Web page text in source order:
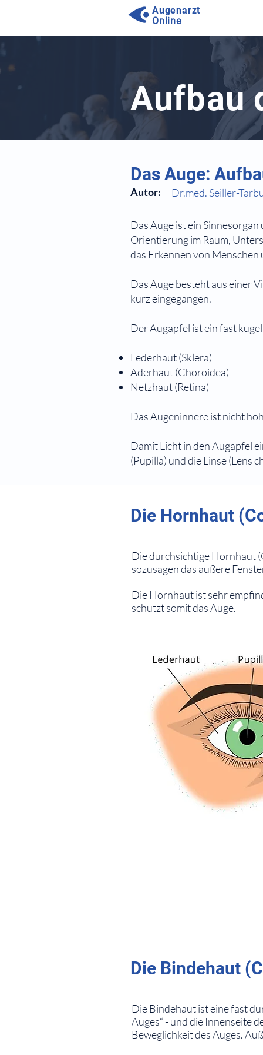
Online
Augenarzt
Aufbau
⠀
Das Auge:
Autor:
Dr.med. Seiller-
Das Auge ist ein
Orientierung im Raum,
das Erkennen von Menschen
Das Auge besteht aus einer
kurz eingegangen.
Der Augapfel ist ein fast
Lederhaut (Sklera)
Aderhaut (Choroidea)
Netzhaut (Retina)
Das Augeninnere ist nicht
Damit Licht in den Augapfel
(Pupilla) und die Linse (Lens
Die Hornhaut
Die durchsichtige Hornhaut
sozusagen das äußere
Die Hornhaut ist sehr
schützt somit das Auge.
Die Bindehaut
Die Bindehaut ist eine fast
Auges“ - und die Innenseite
Beweglichkeit des Auges.